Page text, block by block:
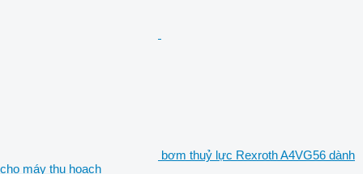
bơm thuỷ lực Rexroth A4VG56 dành
cho máy thu hoạch